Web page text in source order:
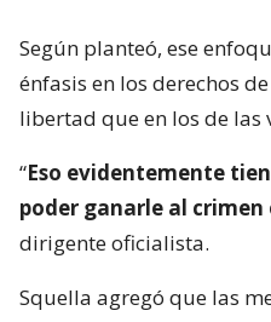
Según planteó, ese
énfasis en los derechos
libertad que en los de las
“Eso evidentemente
poder ganarle al
dirigente oficialista.
Squella agregó que las